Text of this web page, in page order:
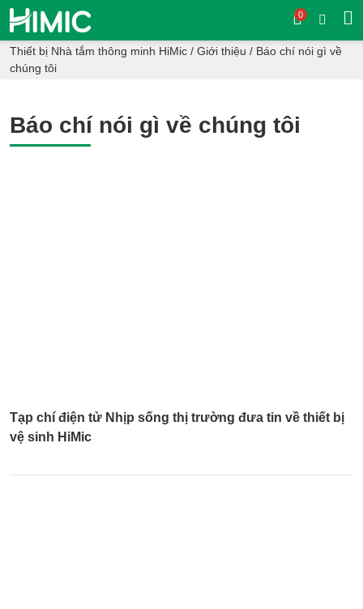
0
Thiết bị Nhà tắm thông minh HiMic / Giới thiệu / Báo chí nói gì về
chúng tôi
Báo chí nói gì về chúng tôi
Tạp chí điện tử Nhịp sống thị trường đưa tin về thiết bị
vệ sinh HiMic